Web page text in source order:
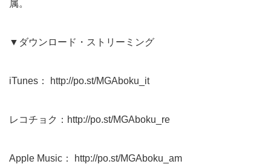
属。
▼ダウンロード・ストリーミング
iTunes： http://po.st/MGAboku_it
レコチョク： http://po.st/MGAboku_re
Apple Music： http://po.st/MGAboku_am